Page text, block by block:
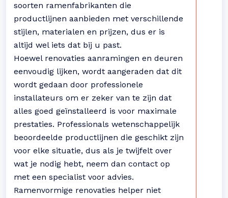
soorten ramenfabrikanten die
productlijnen aanbieden met verschillende
stijlen, materialen en prijzen, dus er is
altijd wel iets dat bij u past.
Hoewel renovaties aanramingen en deuren
eenvoudig lijken, wordt aangeraden dat dit
wordt gedaan door professionele
installateurs om er zeker van te zijn dat
alles goed geïnstalleerd is voor maximale
prestaties. Professionals wetenschappelijk
beoordeelde productlijnen die geschikt zijn
voor elke situatie, dus als je twijfelt over
wat je nodig hebt, neem dan contact op
met een specialist voor advies.
Ramenvormige renovaties helper niet